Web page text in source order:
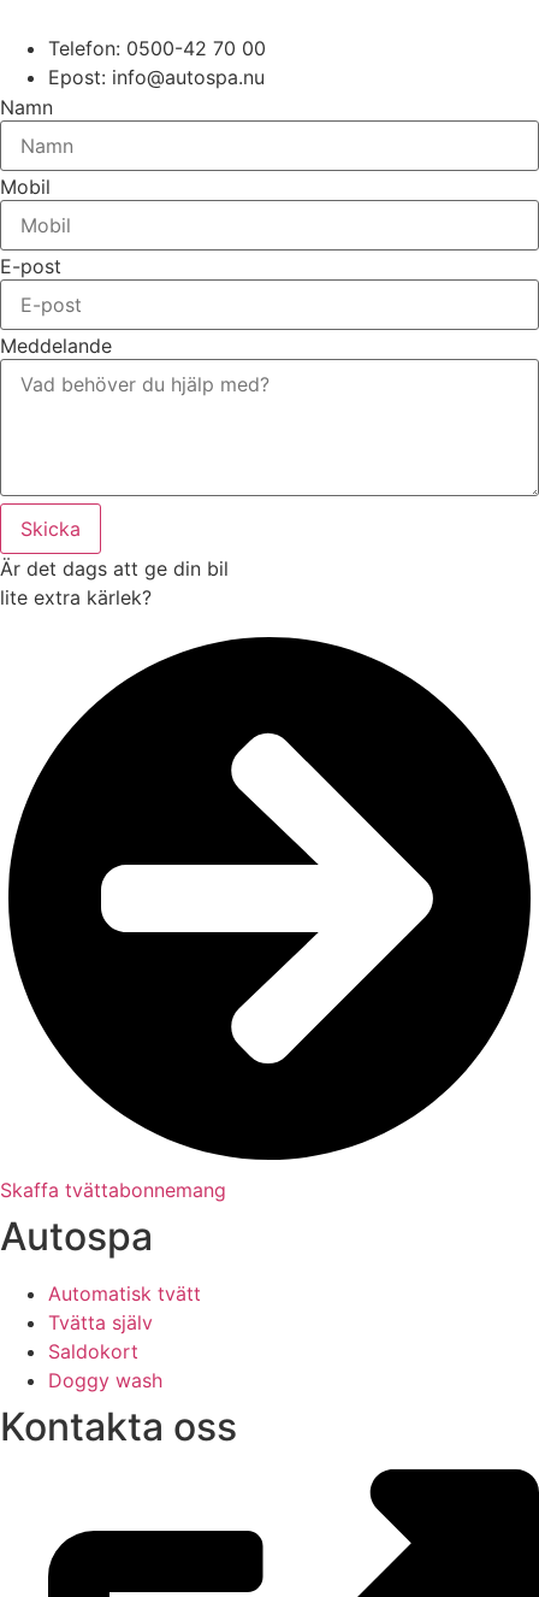
Telefon: 0500-42 70 00
Epost: info@autospa.nu
Namn
Mobil
E-post
Meddelande
Skicka
Är det dags att ge din bil
lite extra kärlek?
Skaffa tvättabonnemang
Autospa
Automatisk tvätt
Tvätta själv
Saldokort
Doggy wash
Kontakta oss